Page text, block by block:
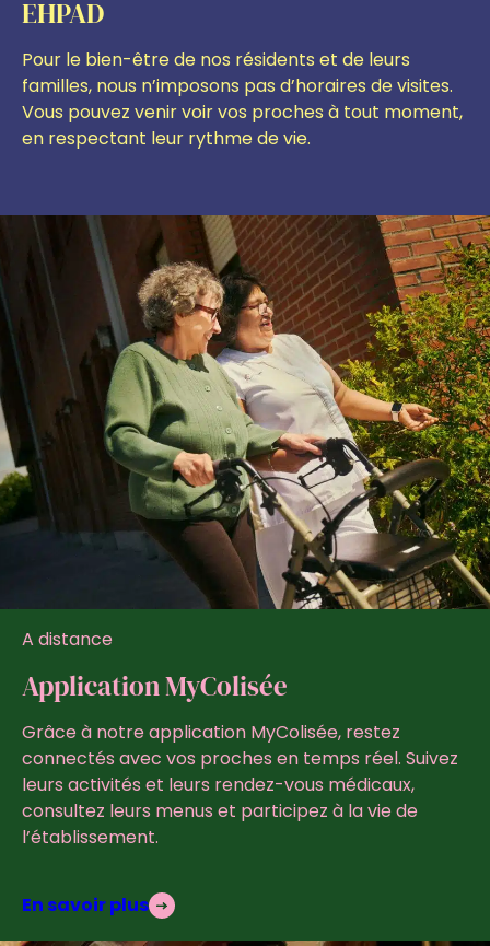
EHPAD
Pour le bien-être de nos résidents et de leurs
familles, nous n’imposons pas d’horaires de visites.
Vous pouvez venir voir vos proches à tout moment,
en respectant leur rythme de vie.
A distance
Application MyColisée
Grâce à notre application MyColisée, restez
connectés avec vos proches en temps réel. Suivez
leurs activités et leurs rendez-vous médicaux,
consultez leurs menus et participez à la vie de
l’établissement.
En savoir plus